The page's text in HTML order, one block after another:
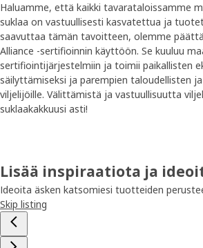
Haluamme, että kaikki tavarataloissamme
suklaa on vastuullisesti kasvatettua ja
saavuttaa tämän tavoitteen, olemme
Alliance -sertifioinnin käyttöön. Se kuuluu
sertifiointijärjestelmiin ja toimii paikallisten
säilyttämiseksi ja parempien taloudellisten
viljelijöille. Välittämistä ja vastuullisuutta
suklaakakkuusi asti!
Lisää inspiraatiota ja
Ideoita äsken katsomiesi tuotteiden
Skip listing